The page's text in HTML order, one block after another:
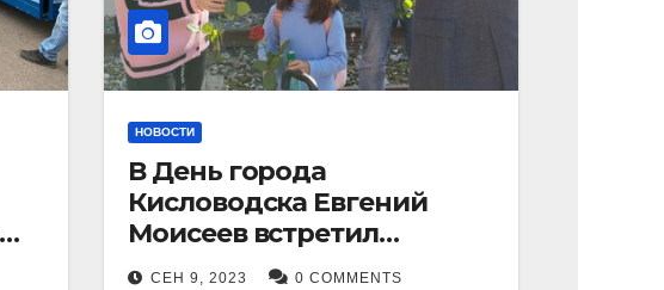
НОВОСТИ
В День города
Кисловодска Евгений
Моисеев встретил
прибывший поезд с
СЕН 9, 2023 0 COMMENTS